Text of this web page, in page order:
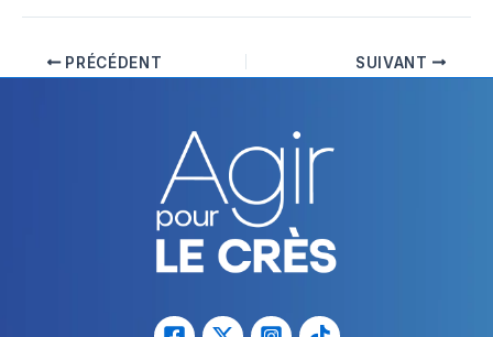
PRÉCÉDENT SUIVANT